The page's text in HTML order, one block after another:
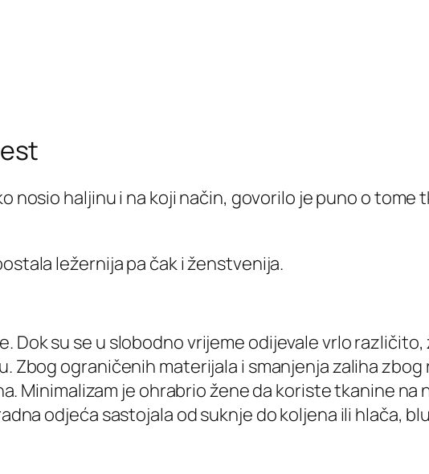
nosio haljinu i na koji način, govorilo je puno o tome
ležernija pa čak i ženstvenija.
su se u slobodno vrijeme odijevale vrlo
Zbog ograničenih materijala i smanjenja zaliha
Minimalizam je ohrabrio žene da koriste tkanine na
odjeća sastojala od suknje do koljena ili hlača,